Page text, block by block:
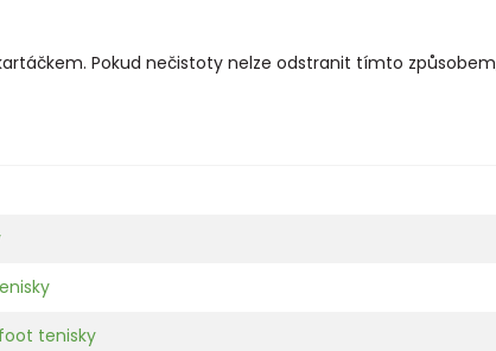
Pokud nečistoty nelze odstranit tímto
tenisky